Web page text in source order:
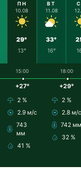
ПН
10.08
29°
13°
ВТ
11.08
33°
16°
15:00
+27°
2 %
2.9 м/с
743
мм
41 %
18:00
+29°
2 %
2.8 м/с
742 мм
32 %